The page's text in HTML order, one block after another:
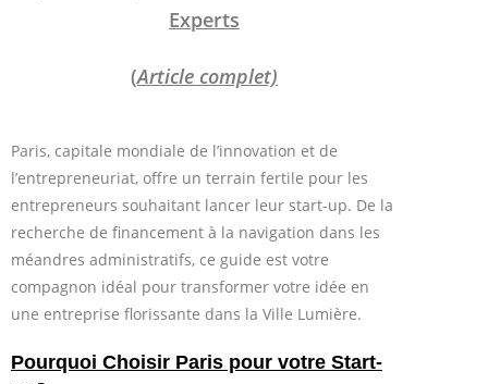
Experts
(Article complet)
Paris, capitale mondiale de l’innovation et de
l’entrepreneuriat, offre un terrain fertile pour les
entrepreneurs souhaitant lancer leur start-up. De la
recherche de financement à la navigation dans les
méandres administratifs, ce guide est votre
compagnon idéal pour transformer votre idée en
une entreprise florissante dans la Ville Lumière.
Pourquoi Choisir Paris pour votre Start-